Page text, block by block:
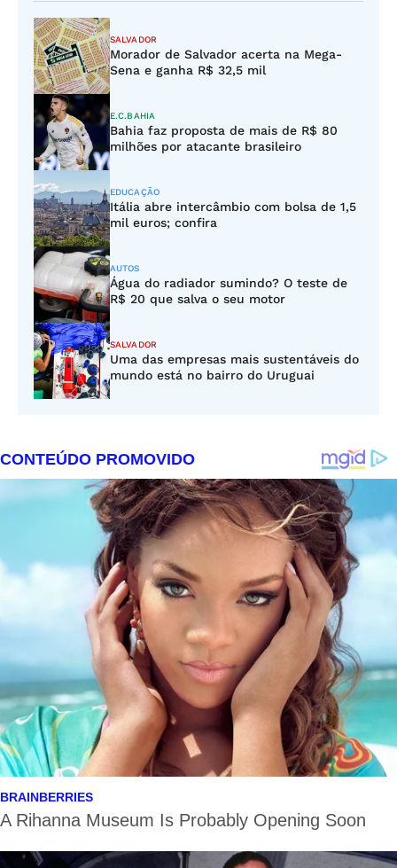
SALVADOR
Morador de Salvador acerta na Mega-
Sena e ganha R$ 32,5 mil
E.C.BAHIA
Bahia faz proposta de mais de R$ 80
milhões por atacante brasileiro
EDUCAÇÃO
Itália abre intercâmbio com bolsa de 1,5
mil euros; confira
AUTOS
Água do radiador sumindo? O teste de
R$ 20 que salva o seu motor
SALVADOR
Uma das empresas mais sustentáveis do
mundo está no bairro do Uruguai